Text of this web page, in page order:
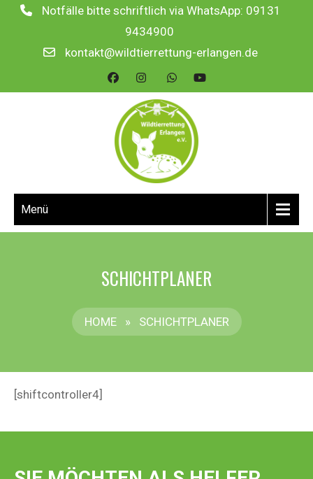
Notfälle bitte schriftlich via WhatsApp: 09131
9434900
kontakt@wildtierrettung-erlangen.de
Menü
SCHICHTPLANER
HOME » SCHICHTPLANER
[shiftcontroller4]